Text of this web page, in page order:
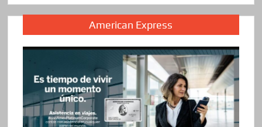
American Express